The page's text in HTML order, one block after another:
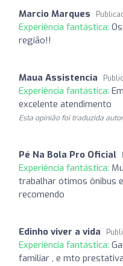
Marcio Marques
Experiência fantástica:
região!!
Maua Assistencia
Experiência fantástica:
excelente atendimento
Esta opinião foi traduzida
Pé Na Bola Pro Oficial
Experiência fantástica:
trabalhar ótimos ônibus
recomendo
Edinho viver a vida
Experiência fantástica:
familiar , e mto